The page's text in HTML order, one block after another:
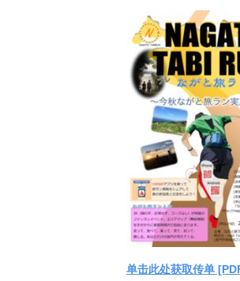
单击此处获取传单